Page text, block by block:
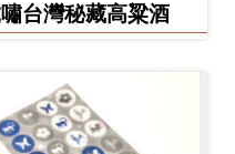
台灣秘藏高粱酒